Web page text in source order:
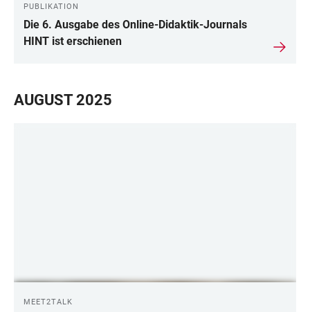
PUBLIKATION
Die 6. Ausgabe des Online-Didaktik-Journals
HINT ist erschienen
AUGUST 2025
MEET2TALK